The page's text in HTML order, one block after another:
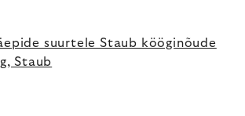
suurtele Staub kööginõude
Staub